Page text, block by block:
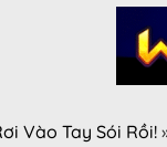
Vào Tay Sói Rồi!